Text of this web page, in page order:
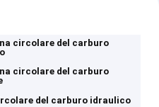
circolare del carburo
circolare del carburo
del carburo idraulico